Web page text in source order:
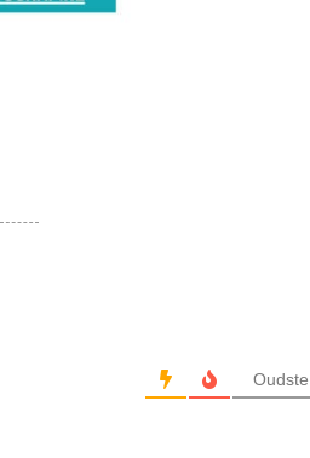
Oudste